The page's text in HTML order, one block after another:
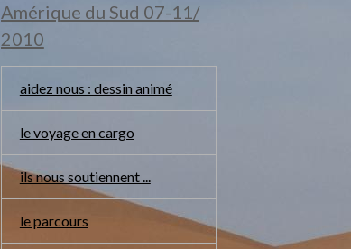
Amérique du Sud 07-11/
2010
aidez nous : dessin animé
le voyage en cargo
ils nous soutiennent ...
le parcours